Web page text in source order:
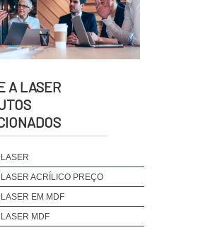
A LASER
ACRÍLICO PREÇO
EM MDF
MDF